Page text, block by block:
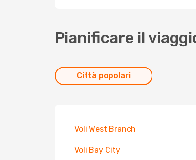
Pianificare il
Città popolari
Voli West Branch
Voli Bay City